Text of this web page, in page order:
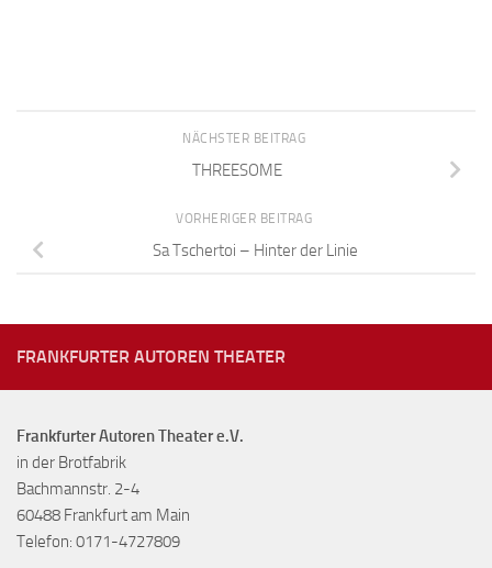
NÄCHSTER BEITRAG
THREESOME
VORHERIGER BEITRAG
Sa Tschertoi – Hinter der Linie
FRANKFURTER AUTOREN THEATER
Frankfurter Autoren Theater e.V.
in der Brotfabrik
Bachmannstr. 2-4
60488 Frankfurt am Main
Telefon: 0171-4727809